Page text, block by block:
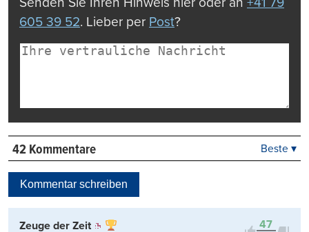
605 39 52. Lieber per Post?
42 Kommentare
Kontrovers
Beste ▾
Kommentar schreiben
47
Zeuge der Zeit